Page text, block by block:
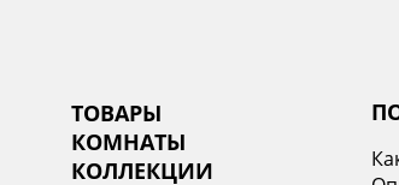
ТОВАРЫ
КОМНАТЫ
КОЛЛЕКЦИИ